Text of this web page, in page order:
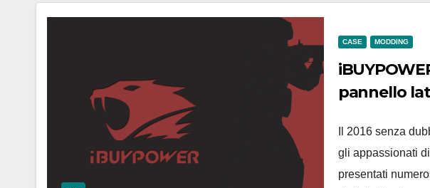
CASE MODDING
pannello
Il 2016 senza
gli appassionati
presentati